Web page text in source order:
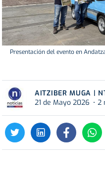
Presentación del evento en
AITZIBER MUGA |
21 de Mayo 2026
2